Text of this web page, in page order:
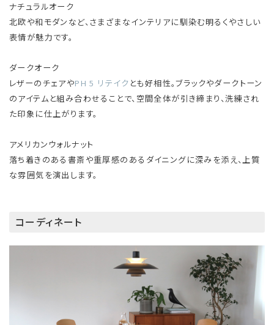
ナチュラルオーク
北欧や和モダンなど、さまざまなインテリアに馴染む明るくやさしい
表情が魅力です。
ダークオーク
レザーのチェアやPH 5 リテイク とも好相性。ブラックやダークトーン
のアイテムと組み合わせることで、空間全体が引き締まり、洗練され
た印象に仕上がります。
アメリカンウォルナット
落ち着きのある書斎や重厚感のあるダイニングに深みを添え、上質
な雰囲気を演出します。
コーディネート